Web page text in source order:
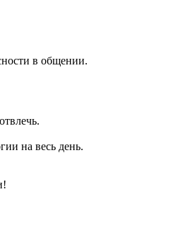
в общении.
на весь день.